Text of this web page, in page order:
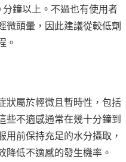
鐘以上。不過也有使用者
微頭暈，因此建議從較低劑
。
狀屬於輕微且暫時性，包括
些不適感通常在幾十分鐘到
用前保持充足的水分攝取，
降低不適感的發生機率。